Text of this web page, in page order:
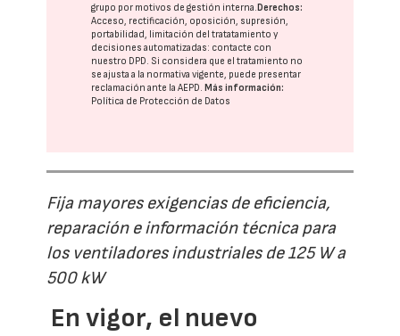
grupo por motivos de gestión interna. Derechos:
Acceso, rectificación, oposición, supresión,
portabilidad, limitación del tratatamiento y
decisiones automatizadas: contacte con
nuestro DPD. Si considera que el tratamiento no
se ajusta a la normativa vigente, puede presentar
reclamación ante laAEPD. Más información:
Política de Protección de Datos
Fija mayores exigencias de eficiencia,
reparación e información técnica para
los ventiladores industriales de 125 W a
500 kW
En vigor, el nuevo